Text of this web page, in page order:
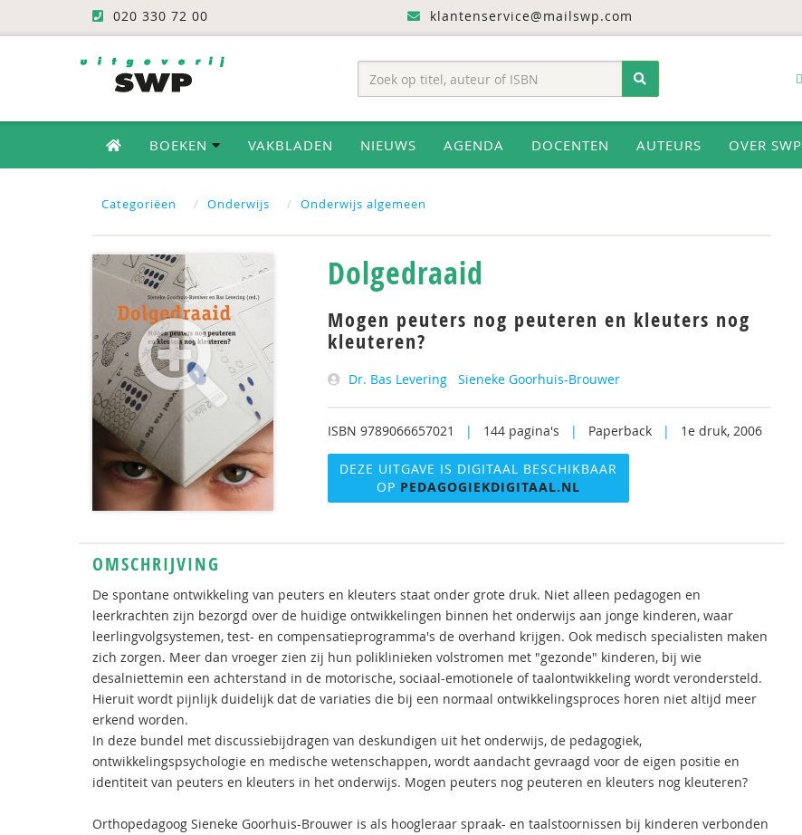
020 330 72 00 klantenservice@mailswp.com
BOEKEN VAKBLADEN NIEUWS AGENDA DOCENTEN AUTEURS OVER SWP
Categoriëen Onderwijs Onderwijs algemeen
Dolgedraaid
Mogen peuters nog peuteren en kleuters nog
kleuteren?
Dr. Bas Levering Sieneke Goorhuis-Brouwer
ISBN 9789066657021 | 144 pagina's | Paperback | 1e druk, 2006
DEZE UITGAVE IS DIGITAAL BESCHIKBAAR
OP PEDAGOGIEKDIGITAAL.NL
OMSCHRIJVING
De spontane ontwikkeling van peuters en kleuters staat onder grote druk. Niet alleen pedagogen en
leerkrachten zijn bezorgd over de huidige ontwikkelingen binnen het onderwijs aan jonge kinderen, waar
leerlingvolgsystemen, test- en compensatieprogramma's de overhand krijgen. Ook medisch specialisten maken
zich zorgen. Meer dan vroeger zien zij hun poliklinieken volstromen met "gezonde" kinderen, bij wie
desalniettemin een achterstand in de motorische, sociaal-emotionele of taalontwikkeling wordt verondersteld.
Hieruit wordt pijnlijk duidelijk dat de variaties die bij een normaal ontwikkelingsproces horen niet altijd meer
erkend worden.
In deze bundel met discussiebijdragen van deskundigen uit het onderwijs, de pedagogiek,
ontwikkelingspsychologie en medische wetenschappen, wordt aandacht gevraagd voor de eigen positie en
identiteit van peuters en kleuters in het onderwijs. Mogen peuters nog peuteren en kleuters nog kleuteren?
Orthopedagoog Sieneke Goorhuis-Brouwer is als hoogleraar spraak- en taalstoornissen bij kinderen verbonden